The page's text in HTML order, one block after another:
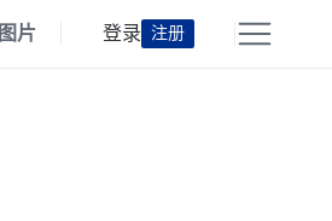
图片 登录 注册